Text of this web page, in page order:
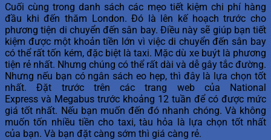
Cuối cùng trong danh sách các mẹo tiết kiệm chi phí hàng
đầu khi đến thăm London. Đó là lên kế hoạch trước cho
phương tiện di chuyển đến sân bay. Điều này sẽ giúp bạn tiết
kiệm được một khoản tiền lớn vì việc di chuyển đến sân bay
có thể rất tốn kém, đặc biệt là taxi. Mặc dù xe buýt là phương
tiện rẻ nhất. Nhưng chúng có thể rất dài và dễ gây tắc đường.
Nhưng nếu bạn có ngân sách eo hẹp, thì đây là lựa chọn tốt
nhất. Đặt trước trên các trang web của National
Express và Megabus trước khoảng 12 tuần để có được mức
giá tốt nhất. Nếu bạn muốn đến đó nhanh chóng. Và không
muốn tốn nhiều tiền cho taxi, tàu hỏa là lựa chọn tốt nhất
của bạn. Và bạn đặt càng sớm thì giá càng rẻ.